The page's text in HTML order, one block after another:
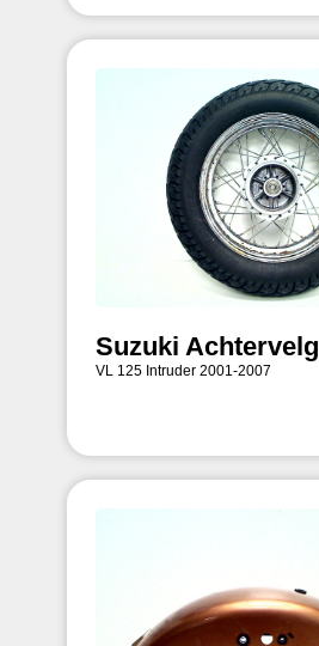
Suzuki Achtervelg
VL 125 Intruder 2001-2007